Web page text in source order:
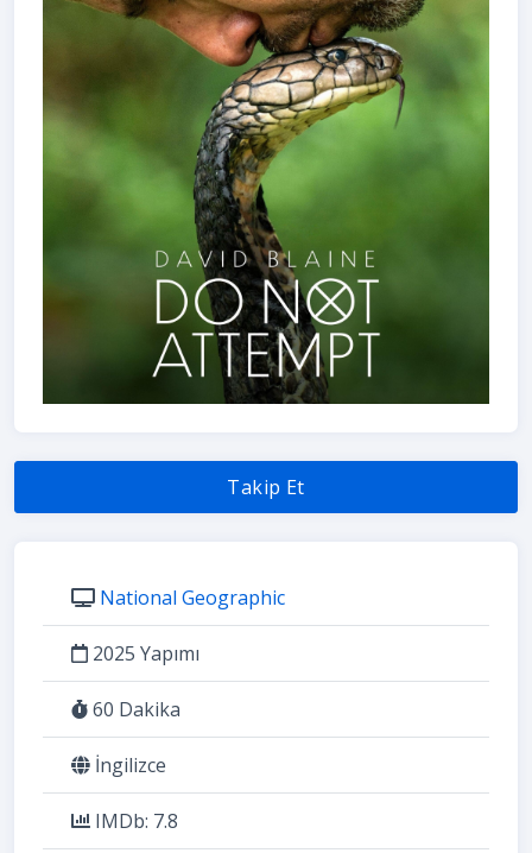
Takip Et
National Geographic
2025 Yapımı
60 Dakika
İngilizce
IMDb: 7.8